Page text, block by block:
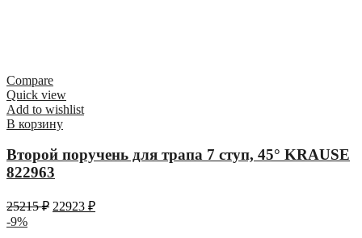
Compare
Quick view
Add to wishlist
В корзину
Второй поручень для трапа 7 ступ, 45° KRAUSE
822963
25215₽ 22923 ₽
-9%